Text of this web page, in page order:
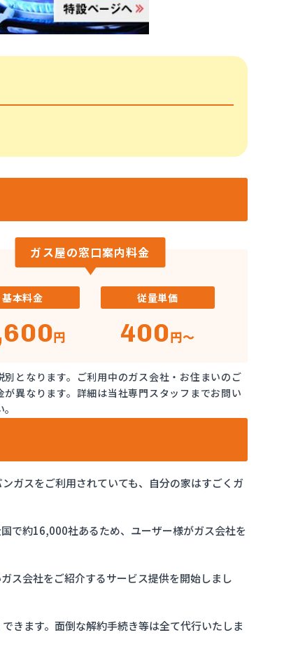
ガス屋の窓口案内料金
基本料金
円
従量単価
400円～
となります。ご利用中のガス会社・お住まいのご
が異なります。詳細は当社専門スタッフまでお問い
ガスをご利用されていても、自分の家はすごくガ
で約16,000社あるため、ユーザー様がガス会社を
ス会社をご紹介するサービス提供を開始しまし
きます。面倒な解約手続き等は全て代行いたしま